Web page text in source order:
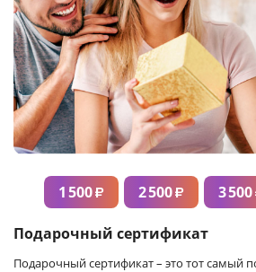
1 500₽ 2 500₽ 3 500
Подарочный сертификат
Подарочный сертификат – это тот самый